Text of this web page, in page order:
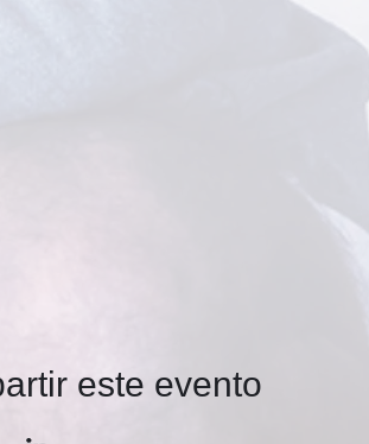
este evento